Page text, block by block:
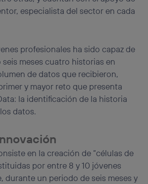
especialista del sector en cada
profesionales ha sido capaz de
meses cuatro historias en
de datos que recibieron,
y mayor reto que presenta
la identificación de la historia
datos.
en la creación de “células de
por entre 8 y 10 jóvenes
durante un periodo de seis meses y